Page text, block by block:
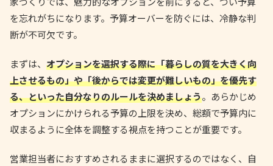
を忘れがちになります。予算オーバーを防ぐには、冷静な判
断が不可欠です。
まずは、 オプションを選択する際に「暮らしの質を大きく向
上させるもの」や「後からでは変更が難しいもの」を優先す
る、といった自分なりのルールを決めましょう。あらかじめ
オプションにかけられる予算の上限を決め、総額で予算内に
収まるように全体を調整する視点を持つことが重要です。
営業担当者におすすめされるままに選択するのではなく、自